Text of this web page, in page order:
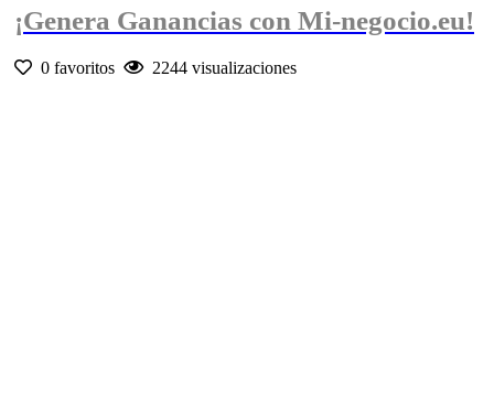
¡Genera Ganancias con Mi-negocio.eu!
0 favoritos 2244 visualizaciones